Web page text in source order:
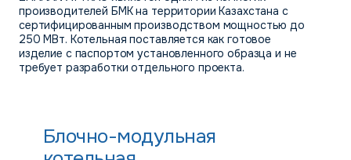
производителей БМК на территории Казахстана с
сертифицированным производством мощностью до
250 МВт. Котельная поставляется как готовое
изделие с паспортом установленного образца и не
требует разработки отдельного проекта.
Блочно-модульная